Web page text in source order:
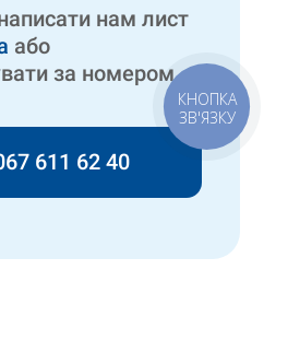
нам лист
або
за номером
611 62 40
КНОПКА
ЗВ'ЯЗКУ